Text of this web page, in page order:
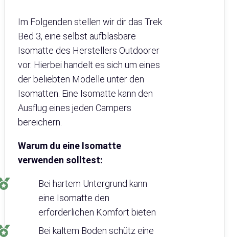
Im Folgenden stellen wir dir das Trek
Bed 3, eine selbst aufblasbare
Isomatte des Herstellers Outdoorer
vor. Hierbei handelt es sich um eines
der beliebten Modelle unter den
Isomatten. Eine Isomatte kann den
Ausflug eines jeden Campers
bereichern.
Warum du eine Isomatte
verwenden solltest:
Bei hartem Untergrund kann
eine Isomatte den
erforderlichen Komfort bieten
Bei kaltem Boden schütz eine